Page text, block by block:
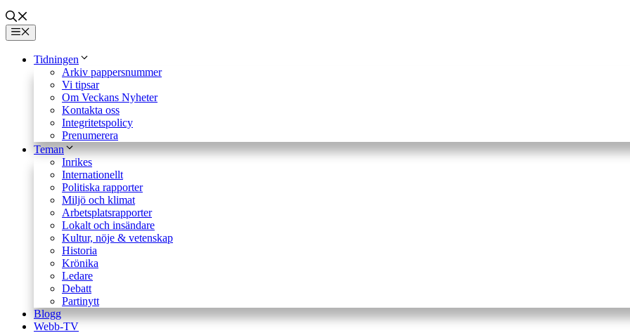
Meny
Tidningen
Arkiv pappersnummer
Vi tipsar
Om Veckans Nyheter
Kontakta oss
Integritetspolicy
Prenumerera
Teman
Inrikes
Internationellt
Politiska rapporter
Miljö och klimat
Arbetsplatsrapporter
Lokalt och insändare
Kultur, nöje & vetenskap
Historia
Krönika
Ledare
Debatt
Partinytt
Blogg
Webb-TV